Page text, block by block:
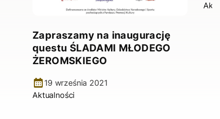
Zapraszamy na inaugurację
questu ŚLADAMI MŁODEGO
ŻEROMSKIEGO
19 września 2021
Aktualności